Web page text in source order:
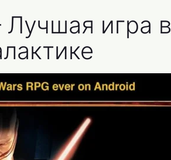
Лучшая игра в